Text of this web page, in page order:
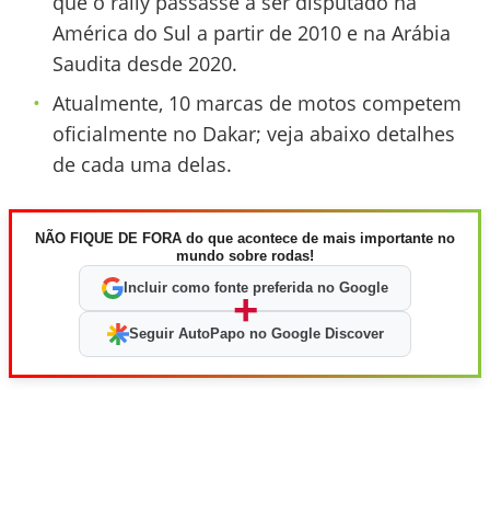
América do Sul a partir de 2010 e na Arábia
Saudita desde 2020.
Atualmente, 10 marcas de motos competem
oficialmente no Dakar; veja abaixo detalhes
de cada uma delas.
NÃO FIQUE DE FORA do que acontece de mais importante no
mundo sobre rodas!
Incluir como fonte preferida no Google
+
Seguir AutoPapo no Google Discover